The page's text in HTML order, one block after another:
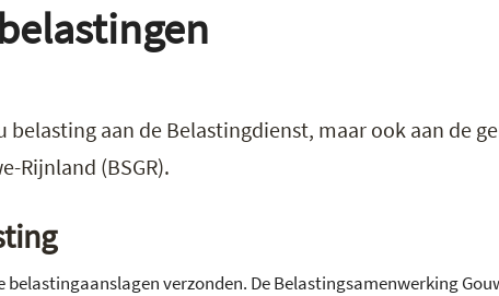
aan de Belastingdienst, maar ook aan de
Rijnland (BSGR).
belastingaanslagen verzonden. De Belastingsamenwerking